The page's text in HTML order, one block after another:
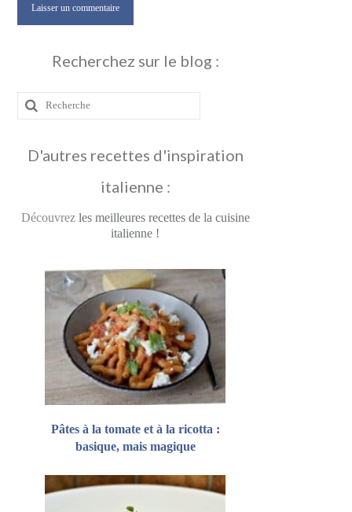
Recherchez sur le blog :
D'autres recettes d'inspiration
italienne :
Découvrez les meilleures recettes de la cuisine
italienne !
Pâtes à la tomate et à la ricotta :
basique, mais magique